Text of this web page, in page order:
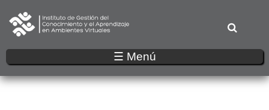
al
contenido
principal
☰ Menú